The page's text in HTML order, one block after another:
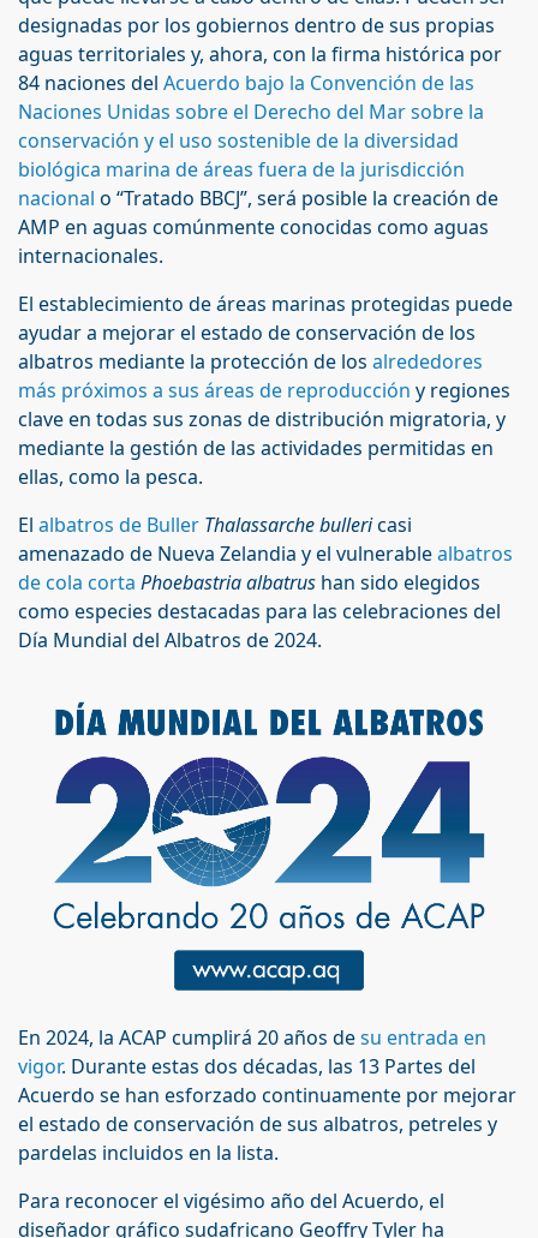
designadas por los gobiernos dentro de sus propias
aguas territoriales y, ahora, con la firma histórica por
84 naciones del Acuerdo bajo la Convención de las
Naciones Unidas sobre el Derecho del Mar sobre la
conservación y el uso sostenible de la diversidad
biológica marina de áreas fuera de la jurisdicción
nacional o “Tratado BBCJ”, será posible la creación de
AMP en aguas comúnmente conocidas como aguas
internacionales.
El establecimiento de áreas marinas protegidas puede
ayudar a mejorar el estado de conservación de los
albatros mediante la protección de los alrededores
más próximos a sus áreas de reproducción y regiones
clave en todas sus zonas de distribución migratoria, y
mediante la gestión de las actividades permitidas en
ellas, como la pesca.
El albatros de Buller Thalassarche bullericasi
amenazado de Nueva Zelandia y el vulnerablealbatros
de cola corta Phoebastria albatrus han sido elegidos
como especies destacadas para las celebraciones del
Día Mundial del Albatros de 2024.
En 2024, la ACAP cumplirá 20 años desu entrada en
vigor. Durante estas dos décadas, las 13 Partes del
Acuerdo se han esforzado continuamente por mejorar
el estado de conservación de sus albatros, petreles y
pardelas incluidos en la lista.
Para reconocer el vigésimo año del Acuerdo, el
diseñador gráfico sudafricano Geoffry Tyler ha